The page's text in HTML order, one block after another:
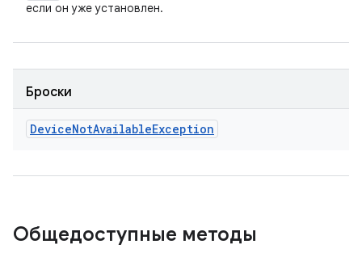
если он уже установлен.
Броски
DeviceNotAvailableException
Общедоступные методы